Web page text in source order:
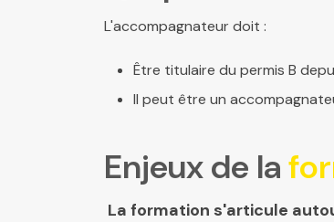
L'accompagnateur doit :
Être titulaire du permis B
Il peut être un
Enjeux de la
La formation s'articule